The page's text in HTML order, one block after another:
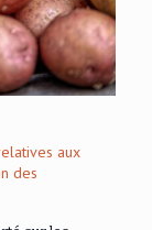
aux
des